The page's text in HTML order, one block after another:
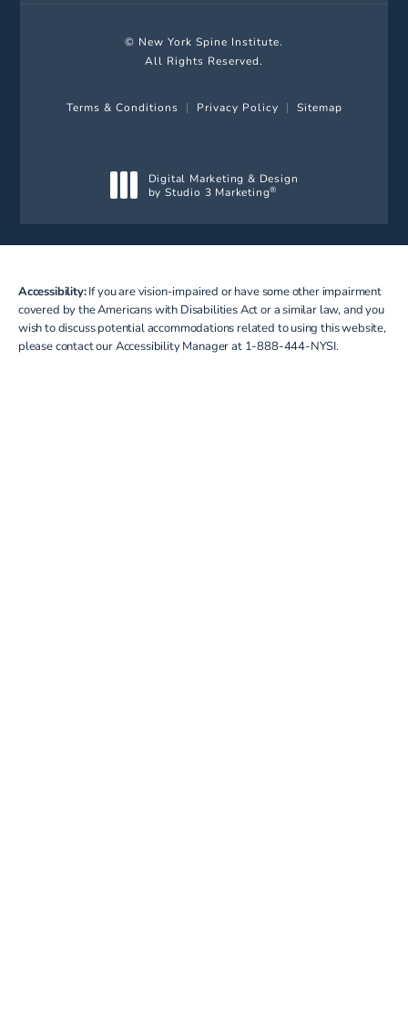
© New York Spine Institute.
All Rights Reserved.
Terms & Conditions Privacy Policy Sitemap
Digital Marketing & Design
by Studio 3 Marketing®
Accessibility:If you are vision-impaired or have some other impairment
covered by the Americans with Disabilities Act or a similar law, and you
wish to discuss potential accommodations related to using this website,
please contact our Accessibility Manager at 1-888-444-NYSI.